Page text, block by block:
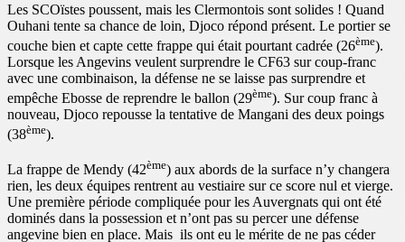
Les SCOïstes poussent, mais les Clermontois sont solides ! Quand
Ouhani tente sa chance de loin, Djoco répond présent. Le portier se
couche bien et capte cette frappe qui était pourtant cadrée (26ème).
Lorsque les Angevins veulent surprendre le CF63 sur coup-franc
avec une combinaison, la défense ne se laisse pas surprendre et
empêche Ebosse de reprendre le ballon (29ème). Sur coup franc à
nouveau, Djoco repousse la tentative de Mangani des deux poings
(38ème).
La frappe de Mendy (42ème) aux abords de la surface n’y changera
rien, les deux équipes rentrent au vestiaire sur ce score nul et vierge.
Une première période compliquée pour les Auvergnats qui ont été
dominés dans la possession et n’ont pas su percer une défense
angevine bien en place. Mais ils ont eu le mérite de ne pas céder